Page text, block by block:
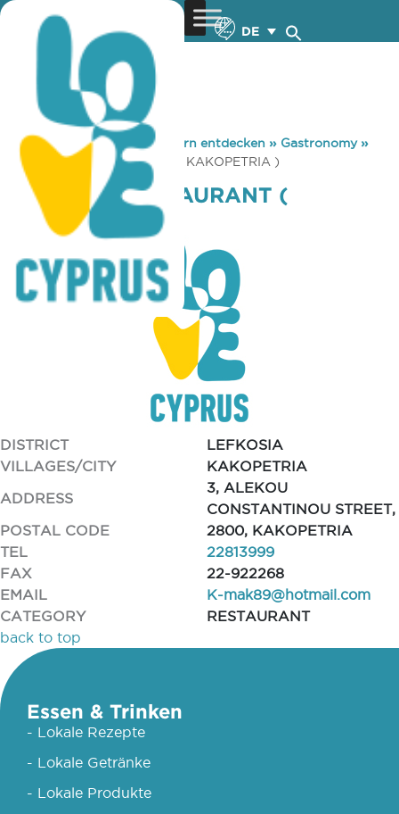
DE
You are here: Home »Zypern entdecken » Gastronomy»
PLATINUM RESTAURANT ( KAKOPETRIA )
PLATINUM RESTAURANT (
KAKOPETRIA )
DISTRICT
LEFKOSIA
VILLAGES/CITY
KAKOPETRIA
ADDRESS
3, ALEKOU
CONSTANTINOU STREET,
POSTAL CODE
2800, KAKOPETRIA
TEL
22813999
FAX
22-922268
EMAIL
K-mak89@hotmail.com
CATEGORY
RESTAURANT
back to top
Essen & Trinken
- Lokale Rezepte
- Lokale Getränke
- Lokale Produkte